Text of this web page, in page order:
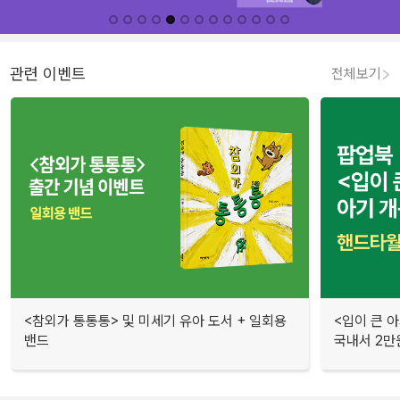
관련 이벤트 전체보기
<참외가 통통통> 및 미세기 유아 도서 + 일회용
밴드
<입이 큰
국내서 2만